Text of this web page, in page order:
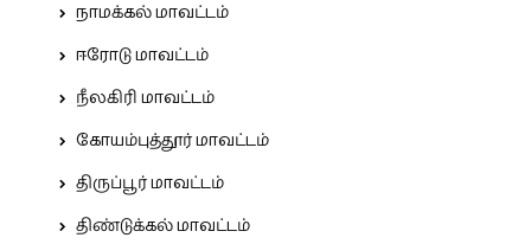
நாமக்கல் மாவட்டம்
ஈரோடு மாவட்டம்
நீலகிரி மாவட்டம்
கோயம்புத்தூர் மாவட்டம்
திருப்பூர் மாவட்டம்
திண்டுக்கல் மாவட்டம்